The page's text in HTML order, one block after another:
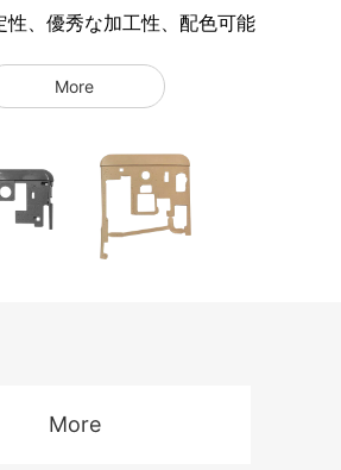
性、優秀な加工性、配色可能
More
More